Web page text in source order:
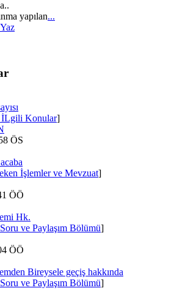
yapılan...
Konular]
ÖS
İşlemler ve Mevzuat]
ÖÖ
Hk.
ve Paylaşım Bölümü]
ÖÖ
Bireysele geçiş hakkında
ve Paylaşım Bölümü]